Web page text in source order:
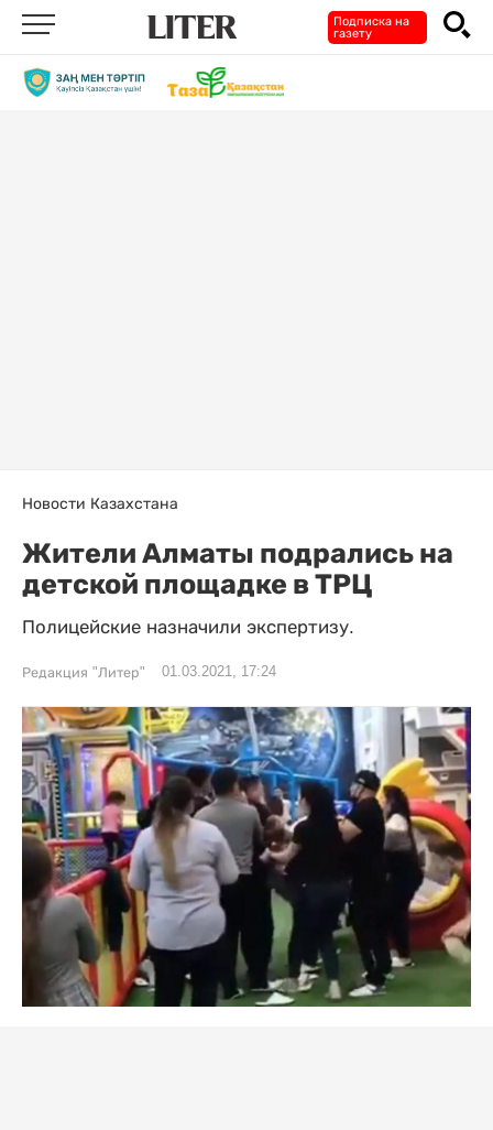
Подписка на
газету
Новости Казахстана
Жители Алматы подрались на
детской площадке в ТРЦ
Полицейские назначили экспертизу.
Редакция "Литер" 01.03.2021, 17:24